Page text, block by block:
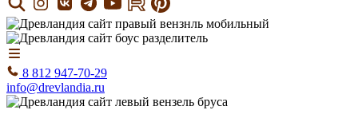
8 812 947-70-29
info@drevlandia.ru